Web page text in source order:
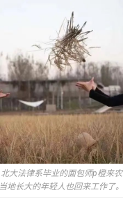
大法律系毕业的面包师p橙来
地长大的年轻人也回来工作了。